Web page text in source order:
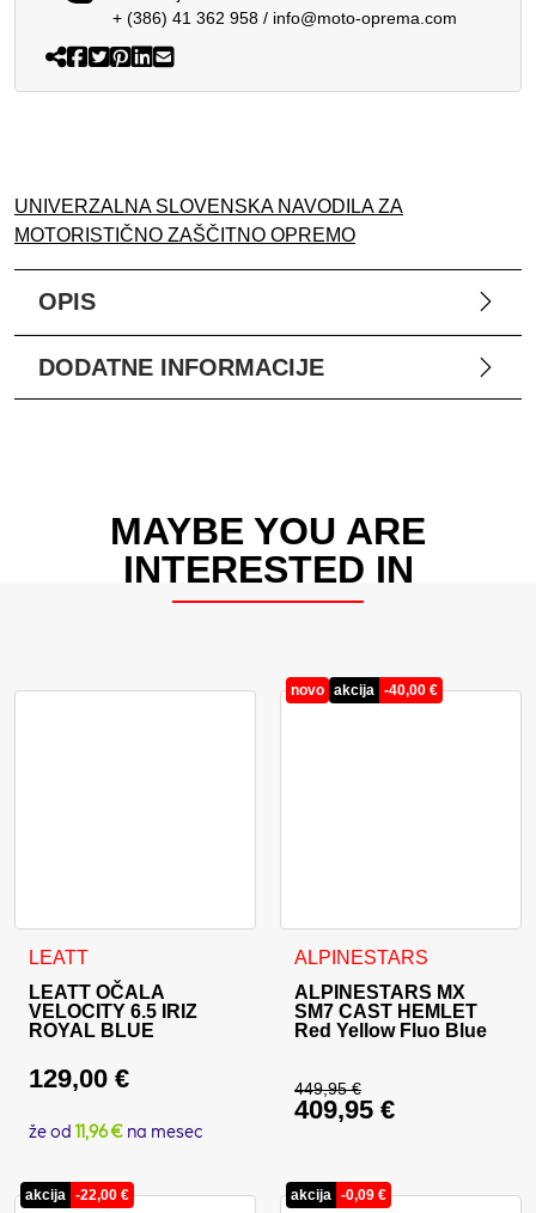
+ (386) 41 362 958/ info@moto-oprema.com
UNIVERZALNA SLOVENSKA NAVODILA ZA
MOTORISTIČNO ZAŠČITNO OPREMO
OPIS
DODATNE INFORMACIJE
MAYBE YOU ARE
INTERESTED IN
LEATT
LEATT OČALA
VELOCITY 6.5 IRIZ
ROYAL BLUE
129,00 €
že od 11,96 € na mesec
novo akcija -40,00 €
ALPINESTARS
ALPINESTARS MX
SM7 CAST HEMLET
Red Yellow Fluo Blue
449,95€
Izvirna cena je bila:
409,95 €
Ta izdelek ima več različic.
akcija -22,00 € akcija -0,09 €